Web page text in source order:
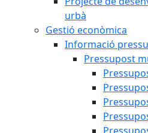
urbà
Gestió econòmica
Informació
Pressupost